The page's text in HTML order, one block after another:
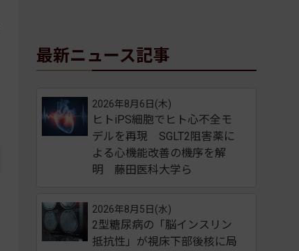
最新ニュース記事
ヒトiPS細胞でヒト心不全モ
デルを再現 SGLT2阻害薬に
よる心機能改善の機序を解
明 藤田医科大学ら
2026年8月6日(木)
2型糖尿病の「脳インスリン
抵抗性」が視床下部後核に局
2026年8月5日(水)